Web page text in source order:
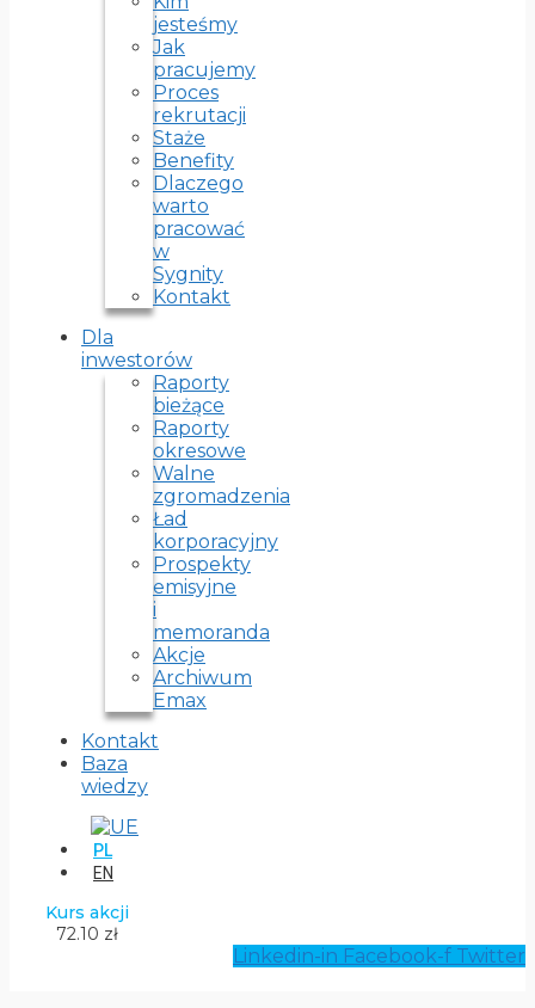
jesteśmy
Jak
pracujemy
Proces
rekrutacji
Staże
Benefity
Dlaczego
warto
pracować
w
Sygnity
Kontakt
Dla
inwestorów
Raporty
bieżące
Raporty
okresowe
Walne
zgromadzenia
Ład
korporacyjny
Prospekty
emisyjne
i
memoranda
Akcje
Archiwum
Emax
Kontakt
Baza
wiedzy
PL
EN
Kurs akcji
72.10 zł
Linkedin-in Facebook-f Twitter